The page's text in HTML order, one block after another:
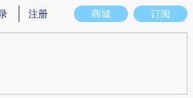
存在偏差。不代表财新观点和立场。推荐点击
商城 订阅
注册